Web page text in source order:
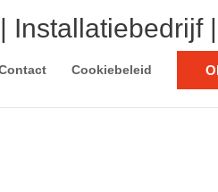
Installatiebedrijf
Cookiebeleid